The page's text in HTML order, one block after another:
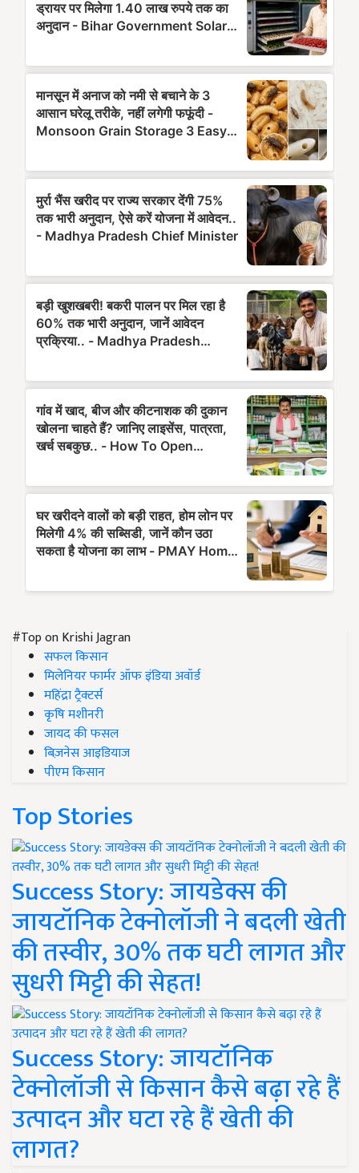
#Top on Krishi Jagran
सफल किसान
मिलेनियर फार्मर ऑफ इंडिया अवॉर्ड
महिंद्रा ट्रैक्टर्स
कृषि मशीनरी
जायद की फसल
बिज़नेस आइडियाज
पीएम किसान
Top Stories
Success Story: जायडेक्स की
जायटॉनिक टेक्नोलॉजी ने बदली खेती
की तस्वीर, 30% तक घटी लागत और
सुधरी मिट्टी की सेहत!
Success Story: जायटॉनिक
टेक्नोलॉजी से किसान कैसे बढ़ा रहे हैं
उत्पादन और घटा रहे हैं खेती की
लागत?